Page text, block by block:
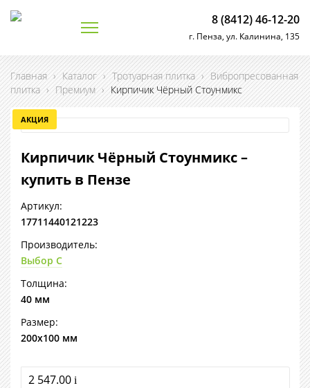
8 (8412) 46-12-20
г. Пенза, ул. Калинина, 135
Главная › Каталог › Тротуарная плитка › Вибропресованная
плитка › Премиум › Кирпичик Чёрный Стоунмикс
АКЦИЯ
Кирпичик Чёрный Стоунмикс –
купить в Пензе
Артикул:
17711440121223
Производитель:
Выбор С
Толщина:
40 мм
Размер:
200х100 мм
2 547.00 i